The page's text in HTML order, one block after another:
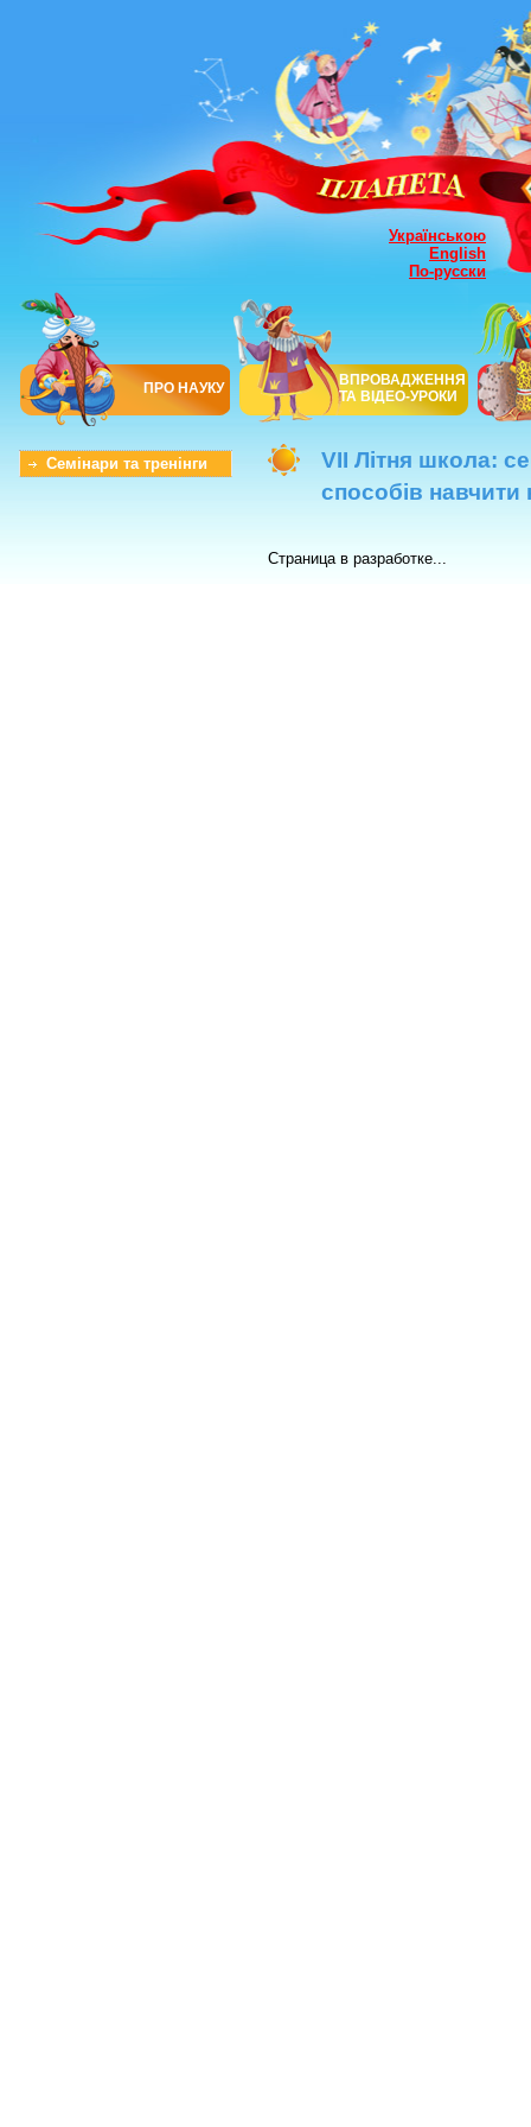
Українською
English
По-русски
ПРО НАУКУ
ВПРОВАДЖЕННЯ
ТА ВІДЕО-УРОКИ
Семінари та тренінги
VII Літня школа:
способів
Страница в разработке...